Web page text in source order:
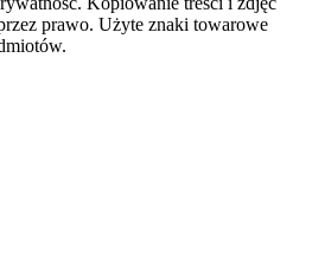
prawo. Użyte znaki towarowe